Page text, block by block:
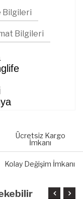
Bilgileri
Bilgileri
Ücretsiz Kargo
İmkanı
Kolay Değişim İmkanı